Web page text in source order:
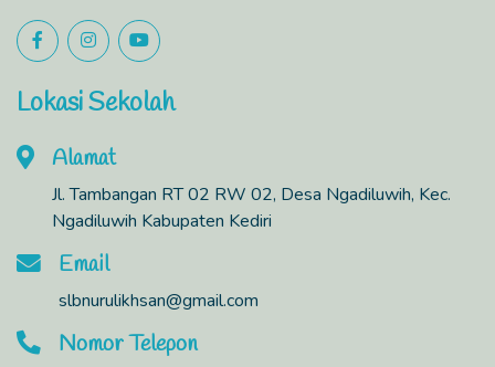
Lokasi Sekolah
Alamat
Jl. Tambangan RT 02 RW 02, Desa Ngadiluwih, Kec.
Ngadiluwih Kabupaten Kediri
Email
slbnurulikhsan@gmail.com
Nomor Telepon